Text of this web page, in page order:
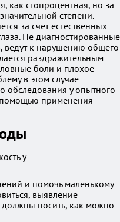
как стопроцентная, но за
степени.
за счет естественных
Не диагностированные
ведут к нарушению общего
раздражительным
боли и плохое
в этом случае
обследования у опытного
помощью применения
и помочь маленькому
выявление
должны носить, как можно